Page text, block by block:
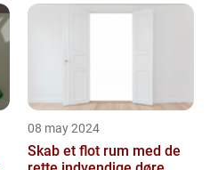
08 may 2024
Skab et flot rum med de